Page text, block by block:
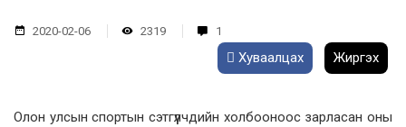
2020-02-06 2319 1
Хуваалцах Жиргэх
Олон улсын спортын сэтгүүлчдийн холбооноос зарласан оны